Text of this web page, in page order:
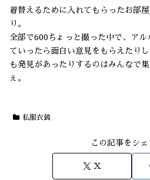
着替えるために入れてもらったお部
り。
全部で600ちょっと撮った中で、ア
ていったら面白い意見をもらえたり
も発見があったりするのはみんなで
ぇ。
私服衣装
この記事をシェ
X